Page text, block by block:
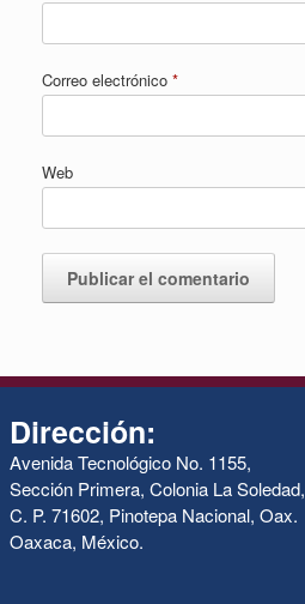
Correo electrónico *
Web
Dirección:
Avenida Tecnológico No. 1155,
Sección Primera, Colonia La Soledad,
C. P. 71602, Pinotepa Nacional, Oax.
Oaxaca, México.